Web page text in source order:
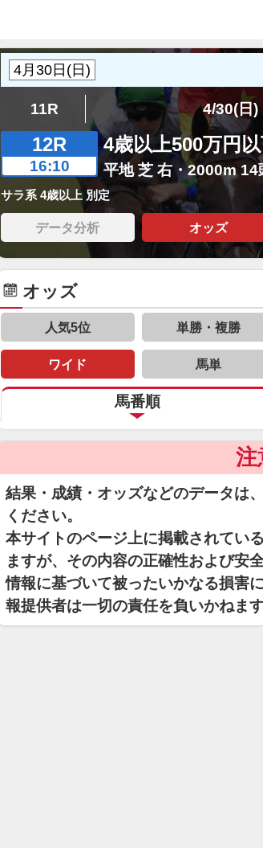
11R 4/30(日)
12R
16:10
4歳以上500万円
平地 芝 右・2000m 14
サラ系 4歳以上 別定
データ分析 オッズ
オッズ
人気5位 単勝・複勝
ワイド 馬単
馬番順
注
結果・成績・オッズなどのデータは
ください。
本サイトのページ上に掲載されてい
ますが、その内容の正確性および安
情報に基づいて被ったいかなる損害
報提供者は一切の責任を負いかねます